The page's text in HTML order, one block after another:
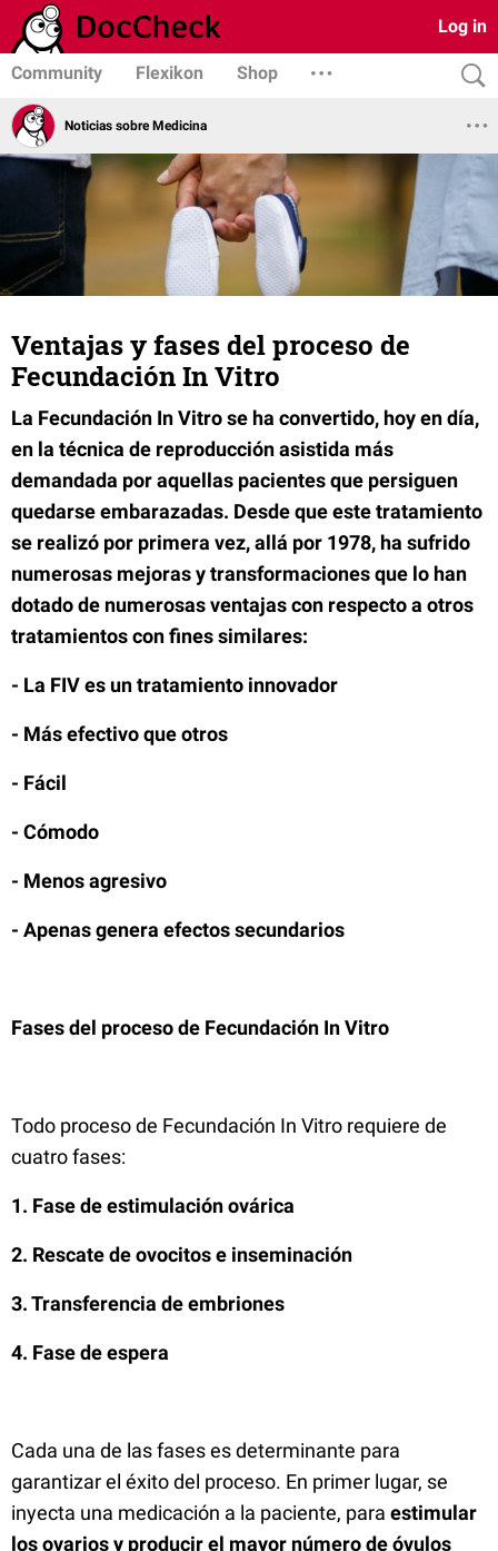
Log in
Community Flexikon Shop
Noticias sobre Medicina
Ventajas y fases del proceso de
Fecundación In Vitro
La Fecundación In Vitro se ha convertido, hoy en día,
en la técnica de reproducción asistida más
demandada por aquellas pacientes que persiguen
quedarse embarazadas. Desde que este tratamiento
se realizó por primera vez, allá por 1978, ha sufrido
numerosas mejoras y transformaciones que lo han
dotado de numerosas ventajas con respecto a otros
tratamientos con fines similares:
- La FIV es un tratamiento innovador
- Más efectivo que otros
- Fácil
- Cómodo
- Menos agresivo
- Apenas genera efectos secundarios
Fases del proceso de Fecundación In Vitro
Todo proceso de Fecundación In Vitro requiere de
cuatro fases:
1. Fase de estimulación ovárica
2. Rescate de ovocitos e inseminación
3. Transferencia de embriones
4. Fase de espera
Cada una de las fases es determinante para
garantizar el éxito del proceso. En primer lugar, se
inyecta una medicación a la paciente, para estimular
los ovarios y producir el mayor número de óvulos